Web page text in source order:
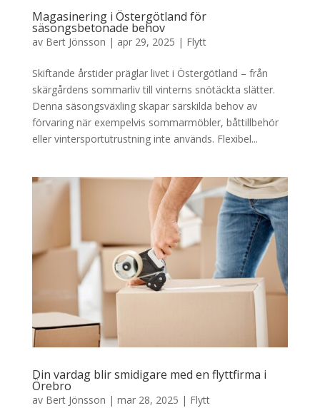
Magasinering i Östergötland för
säsongsbetonade behov
av Bert Jönsson | apr 29, 2025 | Flytt
Skiftande årstider präglar livet i Östergötland – från
skärgårdens sommarliv till vinterns snötäckta slätter.
Denna säsongsväxling skapar särskilda behov av
förvaring när exempelvis sommarmöbler, båttillbehör
eller vintersportutrustning inte används. Flexibel...
Din vardag blir smidigare med en flyttfirma i
Örebro
av Bert Jönsson | mar 28, 2025 | Flytt